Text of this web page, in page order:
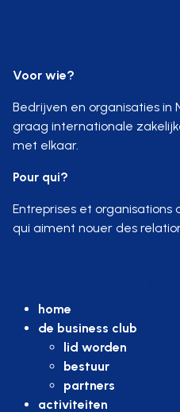
Voor wie?
Bedrijven en organisaties in
graag internationale
met elkaar.
Pour qui?
Entreprises et organisations
qui aiment nouer des
home
de business club
lid worden
bestuur
partners
activiteiten